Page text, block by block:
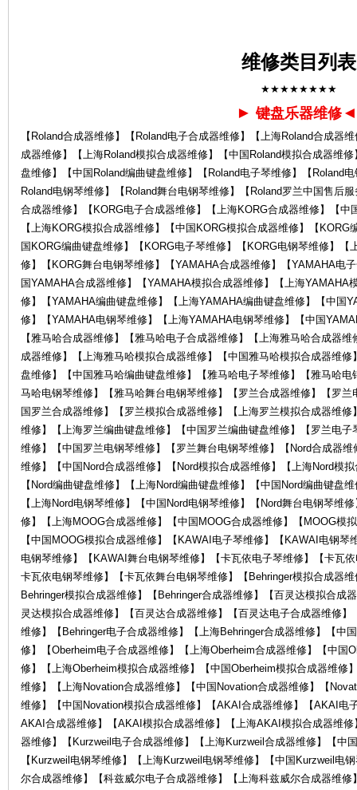
维修类目列表
★★★★★★★★
►键盘乐器维修
【Roland合成器维修】【Roland电子合成器维修】【上海Roland合成器
成器维修】【上海Roland模拟合成器维修】【中国Roland模拟合成器维
盘维修】【中国Roland编曲键盘维修】【Roland电子琴维修】【Roland
Roland电钢琴维修】【Roland舞台电钢琴维修】【Roland罗兰中国售后
合成器维修】【KORG电子合成器维修】【上海KORG合成器维修】【
【上海KORG模拟合成器维修】【中国KORG模拟合成器维修】【
国KORG编曲键盘维修】【KORG电子琴维修】【KORG电钢琴维修】
修】【KORG舞台电钢琴维修】【YAMAHA合成器维修】【YAMAHA电
国YAMAHA合成器维修】【YAMAHA模拟合成器维修】【上海YAMAHA
修】【YAMAHA编曲键盘维修】【上海YAMAHA编曲键盘维修】【中国
修】【YAMAHA电钢琴维修】【上海YAMAHA电钢琴维修】【中国
【雅马哈合成器维修】【雅马哈电子合成器维修】【上海雅马哈合成器
成器维修】【上海雅马哈模拟合成器维修】【中国雅马哈模拟合成器维
盘维修】【中国雅马哈编曲键盘维修】【雅马哈电子琴维修】【雅马哈
马哈电钢琴维修】【雅马哈舞台电钢琴维修】【罗兰合成器维修】【罗
国罗兰合成器维修】【罗兰模拟合成器维修】【上海罗兰模拟合成器维
维修】【上海罗兰编曲键盘维修】【中国罗兰编曲键盘维修】【罗兰电
维修】【中国罗兰电钢琴维修】【罗兰舞台电钢琴维修】【Nord合成器
维修】【中国Nord合成器维修】【Nord模拟合成器维修】【上海Nord模
【Nord编曲键盘维修】【上海Nord编曲键盘维修】【中国Nord编曲键盘
【上海Nord电钢琴维修】【中国Nord电钢琴维修】【Nord舞台电钢琴维
修】【上海MOOG合成器维修】【中国MOOG合成器维修】【MOOG模
【中国MOOG模拟合成器维修】【KAWAI电子琴维修】【KAWAI电钢
电钢琴维修】【KAWAI舞台电钢琴维修】【卡瓦依电子琴维修】【卡瓦
卡瓦依电钢琴维修】【卡瓦依舞台电钢琴维修】【Behringer模拟合成器
Behringer模拟合成器维修】【Behringer合成器维修】【百灵达模拟合成
灵达模拟合成器维修】【百灵达合成器维修】【百灵达电子合成器维修
维修】【Behringer电子合成器维修】【上海Behringer合成器维修】【中
修】【Oberheim电子合成器维修】【上海Oberheim合成器维修】【中国
修】【上海Oberheim模拟合成器维修】【中国Oberheim模拟合成器维修
维修】【上海Novation合成器维修】【中国Novation合成器维修】【
维修】【中国Novation模拟合成器维修】【AKAI合成器维修】【AKAI电
AKAI合成器维修】【AKAI模拟合成器维修】【上海AKAI模拟合成器维
器维修】【Kurzweil电子合成器维修】【上海Kurzweil合成器维修】【中
【Kurzweil电钢琴维修】【上海Kurzweil电钢琴维修】【中国Kurzweil电
尔合成器维修】【科兹威尔电子合成器维修】【上海科兹威尔合成器维